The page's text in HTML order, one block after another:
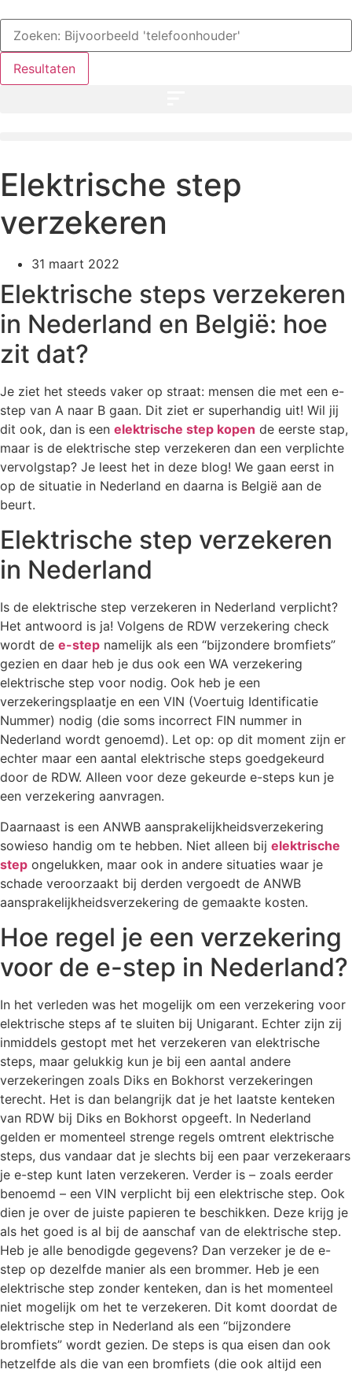
naar
de
inhoud
Search
Resultaten
Elektrische step
verzekeren
31 maart 2022
Elektrische steps verzekeren
in Nederland en België: hoe
zit dat?
Je ziet het steeds vaker op straat: mensen die met een e-
step van A naar B gaan. Dit ziet er superhandig uit! Wil jij
dit ook, dan is een elektrische step kopen de eerste stap,
maar is de elektrische step verzekeren dan een verplichte
vervolgstap? Je leest het in deze blog! We gaan eerst in
op de situatie in Nederland en daarna is België aan de
beurt.
Elektrische step verzekeren
in Nederland
Is de elektrische step verzekeren in Nederland verplicht?
Het antwoord is ja! Volgens de RDW verzekering check
wordt de e-step namelijk als een “bijzondere bromfiets”
gezien en daar heb je dus ook een WA verzekering
elektrische step voor nodig. Ook heb je een
verzekeringsplaatje en een VIN (Voertuig Identificatie
Nummer) nodig (die soms incorrect FIN nummer in
Nederland wordt genoemd). Let op: op dit moment zijn er
echter maar een aantal elektrische steps goedgekeurd
door de RDW. Alleen voor deze gekeurde e-steps kun je
een verzekering aanvragen.
Daarnaast is een ANWB aansprakelijkheidsverzekering
sowieso handig om te hebben. Niet alleen bij elektrische
step ongelukken, maar ook in andere situaties waar je
schade veroorzaakt bij derden vergoedt de ANWB
aansprakelijkheidsverzekering de gemaakte kosten.
Hoe regel je een verzekering
voor de e-step in Nederland?
In het verleden was het mogelijk om een verzekering voor
elektrische steps af te sluiten bij Unigarant. Echter zijn zij
inmiddels gestopt met het verzekeren van elektrische
steps, maar gelukkig kun je bij een aantal andere
verzekeringen zoals Diks en Bokhorst verzekeringen
terecht. Het is dan belangrijk dat je het laatste kenteken
van RDW bij Diks en Bokhorst opgeeft. In Nederland
gelden er momenteel strenge regels omtrent elektrische
steps, dus vandaar dat je slechts bij een paar verzekeraars
je e-step kunt laten verzekeren. Verder is – zoals eerder
benoemd – een VIN verplicht bij een elektrische step. Ook
dien je over de juiste papieren te beschikken. Deze krijg je
als het goed is al bij de aanschaf van de elektrische step.
Heb je alle benodigde gegevens? Dan verzeker je de e-
step op dezelfde manier als een brommer. Heb je een
elektrische step zonder kenteken, dan is het momenteel
niet mogelijk om het te verzekeren. Dit komt doordat de
elektrische step in Nederland als een “bijzondere
bromfiets” wordt gezien. De steps is qua eisen dan ook
hetzelfde als die van een bromfiets (die ook altijd een